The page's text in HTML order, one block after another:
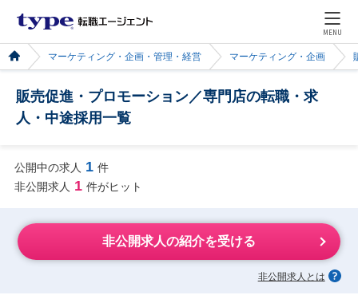
MENU
マーケティング・企画・管理・経営 マーケティング・企画
販売促進・プロモーション／専門店の転職・求
人・中途採用一覧
公開中の求人 1 件
非公開求人 1 件がヒット
非公開求人の紹介を受ける
非公開求人とは